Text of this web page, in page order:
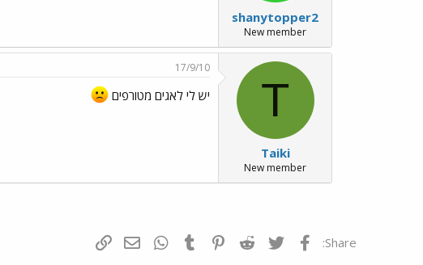
shanytopper2
New member
T
Taiki
New member
17/9/10
יש לי לאגים מטורפים
Share: פייסבוק Twitter
Reddit
Pinterest
Tumblr
WhatsAppדואר אלקטרוני